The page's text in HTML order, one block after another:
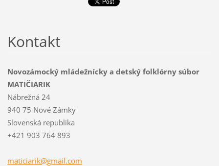
Kontakt
Novozámocký mládežnícky a detský folklórny súbor
MATIČIARIK
Nábrežná 24
940 75 Nové Zámky
Slovenská republika
+421 903 764 893
maticiarik@gmail.com